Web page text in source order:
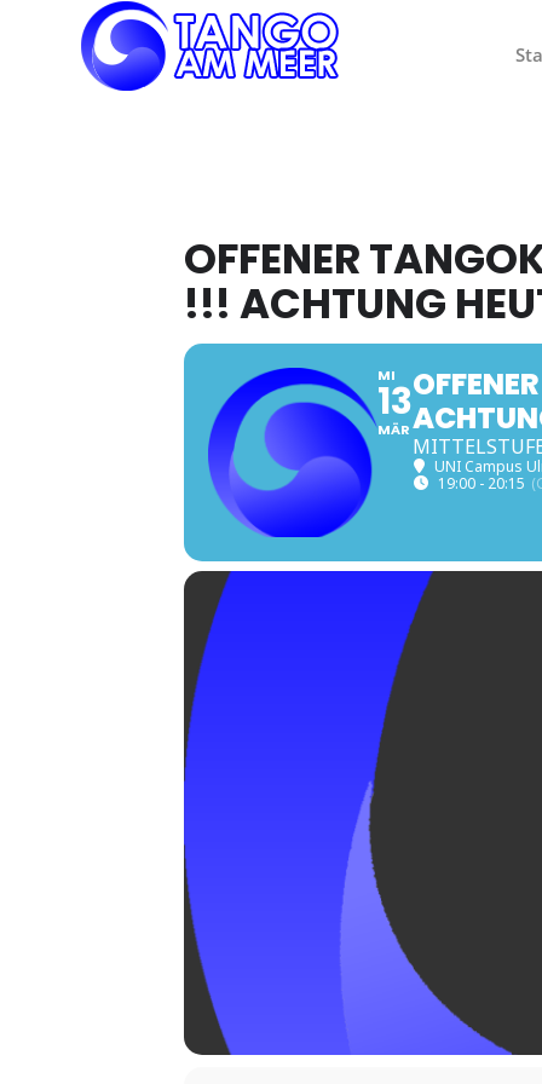
OFFENER
!!! ACHTUNG
MI
13
MÄR
UNI Campus
19:00 - 20:15